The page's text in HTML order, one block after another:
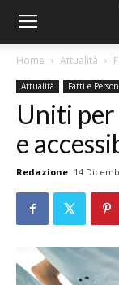
Home Attualità
Attualità Fatti e
Uniti per
e
Redazione 14